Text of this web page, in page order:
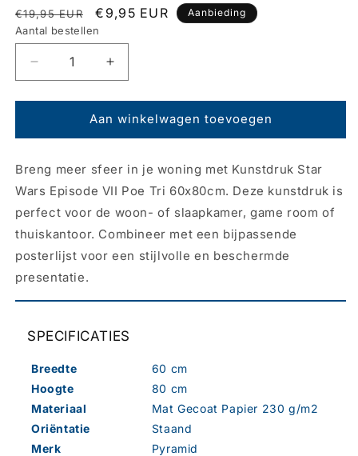
Normale
prijs
€19,95 EUR Aanbiedingsprijs
€9,95 EUR Aanbieding
Aantal bestellen
Aantal
verlagen
voor
Kunstdruk
Star
-
Episode
Poe
Tri
60x80cm
Aantal
verhogen
voor
Kunstdruk
Star
-
Episode
Poe
Tri
60x80cm
Aan winkelwagen toevoegen
Breng meer sfeer in je woning met Kunstdruk Star
Wars Episode VII Poe Tri 60x80cm. Deze kunstdruk is
perfect voor de woon- of slaapkamer, game room of
thuiskantoor. Combineer met een bijpassende
posterlijst voor een stijlvolle en beschermde
presentatie.
SPECIFICATIES
Breedte
60 cm
Hoogte
80 cm
Materiaal
Mat Gecoat Papier 230 g/m2
Oriëntatie
Staand
Merk
Pyramid